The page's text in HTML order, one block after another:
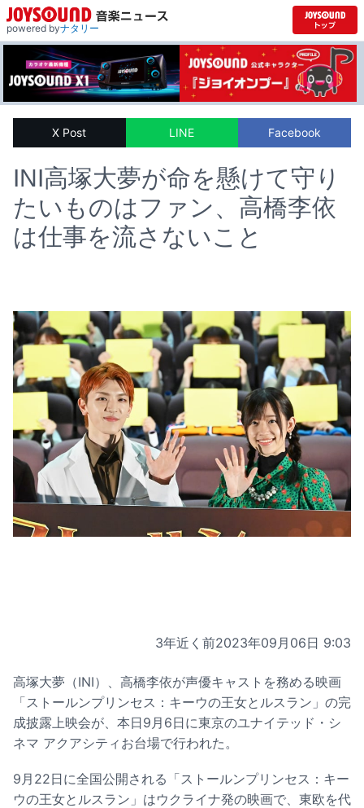
powered byナタリー
X Post LINE Facebook
INI高塚大夢が命を懸けて守り
たいものはファン、高橋李依
は仕事を流さないこと
3年近く前2023年09月06日 9:03
高塚大夢（INI）、高橋李依が声優キャストを務める映画
「ストールンプリンセス：キーウの王女とルスラン」の完
成披露上映会が、本日9月6日に東京のユナイテッド・シ
ネマ アクアシティお台場で行われた。
9月22日に全国公開される「ストールンプリンセス：キー
ウの王女とルスラン」はウクライナ発の映画で、東欧を代